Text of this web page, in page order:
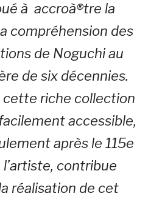
à accroà®tre la
compréhension des
de Noguchi au
de six décennies.
cette riche collection
accessible,
après le 115e
contribue
réalisation de cet